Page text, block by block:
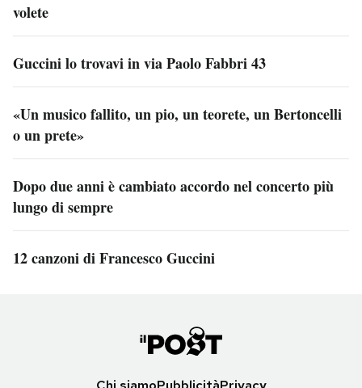
volete
Guccini lo trovavi in via Paolo Fabbri 43
«Un musico fallito, un pio, un teorete, un Bertoncelli
o un prete»
Dopo due anni è cambiato accordo nel concerto più
lungo di sempre
12 canzoni di Francesco Guccini